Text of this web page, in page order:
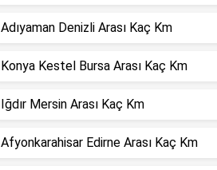
Adıyaman Denizli Arası Kaç Km
Konya Kestel Bursa Arası Kaç Km
Iğdır Mersin Arası Kaç Km
Afyonkarahisar Edirne Arası Kaç Km